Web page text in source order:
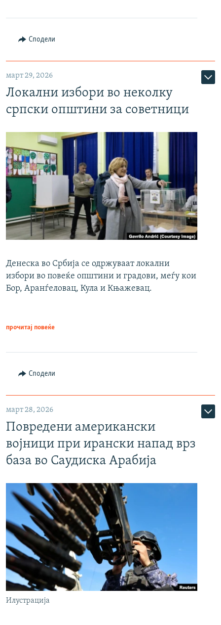
Сподели
март 29, 2026
Локални избори во неколку
српски општини за советници
Денеска во Србија се одржуваат локални
избори во повеќе општини и градови, меѓу кои
Бор, Аранѓеловац, Кула и Књажевац.
прочитај повеќе
Сподели
март 28, 2026
Повредени американски
војници при ирански напад врз
база во Саудиска Арабија
Илустрација